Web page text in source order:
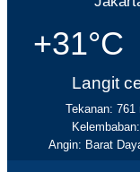
+31°C
Langit
Tekanan: 761
Angin: Barat